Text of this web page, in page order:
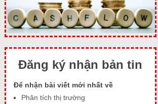
Đăng ký nhận bản tin
Để nhận bài viết mới nhất về
Phân tích thị trường